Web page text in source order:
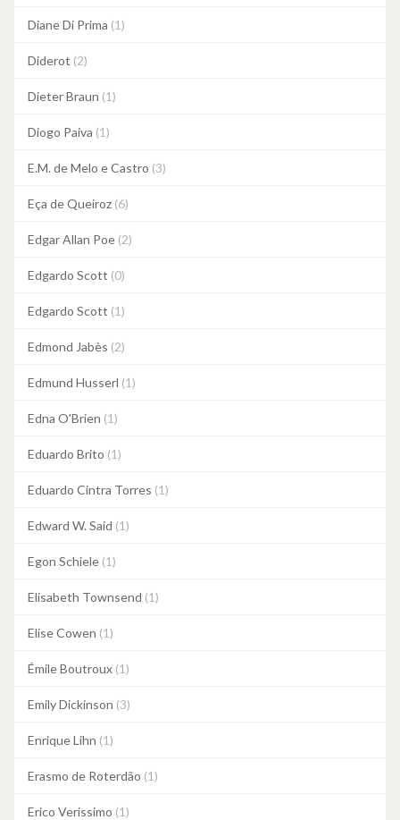
Diane Di Prima (1)
Diderot (2)
Dieter Braun (1)
Diogo Paiva (1)
E.M. de Melo e Castro (3)
Eça de Queiroz (6)
Edgar Allan Poe (2)
Edgardo Scott (0)
Edgardo Scott (1)
Edmond Jabès (2)
Edmund Husserl (1)
Edna O'Brien (1)
Eduardo Brito (1)
Eduardo Cintra Torres (1)
Edward W. Said (1)
Egon Schiele (1)
Elisabeth Townsend (1)
Elise Cowen (1)
Émile Boutroux (1)
Emily Dickinson (3)
Enrique Lihn (1)
Erasmo de Roterdão (1)
Erico Verissimo (1)